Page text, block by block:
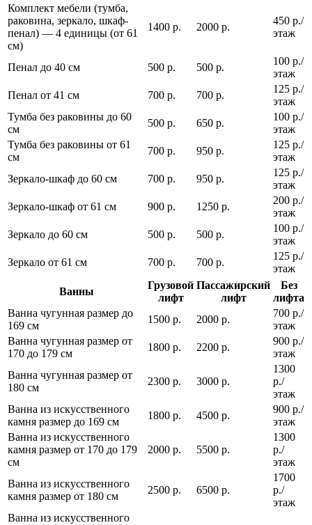
Комплект мебели (тумба,
раковина, зеркало, шкаф-
пенал) — 4 единицы (от 61
см)
1400 р. 2000 р.
450 р./
этаж
Пенал до 40 см 500 р. 500 р.
100 р./
этаж
Пенал от 41 см
700 р. 700 р.
125 р./
этаж
Тумба без раковины до 60
см
500 р. 650 р.
100 р./
этаж
Тумба без раковины от 61
см
700 р. 950 р.
125 р./
этаж
Зеркало-шкаф до 60 см
700 р. 950 р.
125 р./
этаж
Зеркало-шкаф от 61 см
900 р. 1250 р.
200 р./
этаж
Зеркало до 60 см
500 р. 500 р.
100 р./
этаж
Зеркало от 61 см
700 р. 700 р.
125 р./
этаж
Ванны
Грузовой
лифт
Пассажирский
лифт
Без
лифта
Ванна чугунная размер до
169 см
1500 р. 2000 р.
700 р./
этаж
Ванна чугунная размер от
170 до 179 см
1800 р. 2200 р.
900 р./
этаж
Ванна чугунная размер от
180 см
2300 р. 3000 р.
1300
р./
этаж
Ванна из искусственного
камня размер до 169 см
1800 р. 4500 р.
900 р./
этаж
Ванна из искусственного
камня размер от 170 до 179
см
2000 р. 5500 р.
1300
р./
этаж
Ванна из искусственного
камня размер от 180 см
2500 р. 6500 р.
1700
р./
этаж
Ванна из искусственного